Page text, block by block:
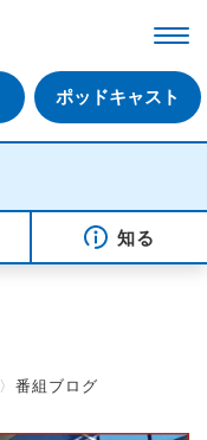
ポッドキャスト
知る
〉番組ブログ